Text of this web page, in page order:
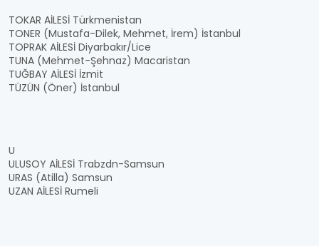
TOKAR AİLESİ Türkmenistan
TONER (Mustafa-Dilek, Mehmet, İrem) İstanbul
TOPRAK AİLESİ Diyarbakır/Lice
TUNA (Mehmet-Şehnaz) Macaristan
TUĞBAY AİLESİ İzmit
TÜZÜN (Öner) İstanbul
U
ULUSOY AİLESİ Trabzdn-Samsun
URAS (Atilla) Samsun
UZAN AİLESİ Rumeli